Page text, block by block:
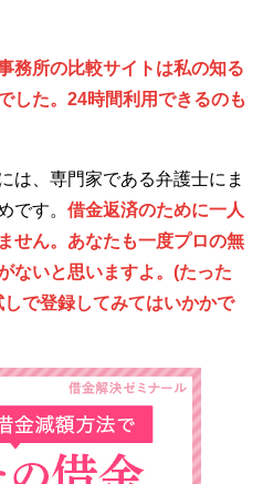
務所の比較サイトは私の知る
した。24時間利用できるのも
は、専門家である弁護士にま
です。 借金返済のために一人
せん。あなたも一度プロの無
ないと思いますよ。(たった
で登録してみてはいかかで